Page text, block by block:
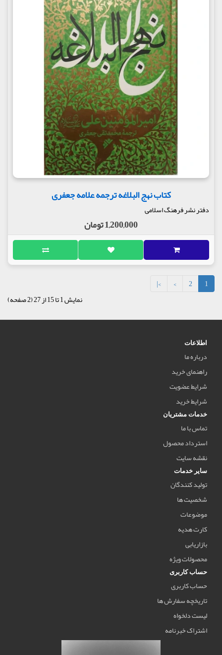
کتاب نهج البلاغه ترجمه علامه جعفری
دفتر نشر فرهنگ اسلامی
1,200,000 تومان
1
2
>
>|
نمایش 1 تا 15 از 27 (2 صفحه)
اطلاعات
درباره ما
راهنمای خرید
شرایط عضویت
شرایط خرید
خدمات مشتریان
تماس با ما
استرداد محصول
نقشه سایت
سایر خدمات
تولید کنندگان
شخصیت ها
موضوعات
کارت هدیه
بازاریابی
محصولات ویژه
حساب کاربری
حساب کاربری
تاریخچه سفارش ها
لیست دلخواه
اشتراک خبرنامه